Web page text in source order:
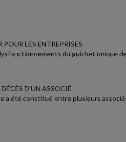
LES ENTREPRISES
du guichet unique
D'UN ASSOCIÉ
a été constitué entre plusieurs